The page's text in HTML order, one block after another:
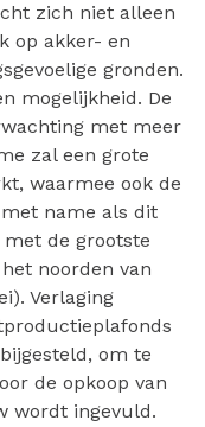
zich niet alleen
op akker- en
gronden.
mogelijkheid. De
met meer
zal een grote
waarmee ook de
name als dit
de grootste
noorden van
Verlaging
om te
de opkoop van
wordt ingevuld.